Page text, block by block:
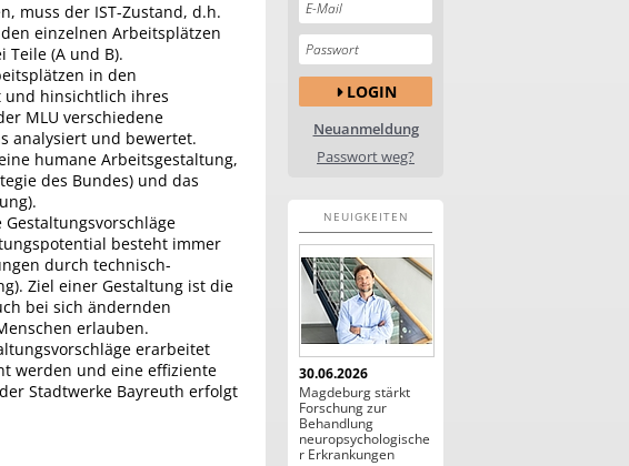
muss der IST-Zustand, d.h.
einzelnen Arbeitsplätzen
Teile (A und B).
in den
und hinsichtlich ihres
MLU verschiedene
analysiert und bewertet.
humane Arbeitsgestaltung,
des Bundes) und das
besteht immer
durch technisch-
Ziel einer Gestaltung ist die
bei sich ändernden
erlauben.
erarbeitet
werden und eine effiziente
Stadtwerke Bayreuth erfolgt
LOGIN
Neuanmeldung
Passwort weg?
NEUIGKEITEN
30.06.2026
Magdeburg stärkt
Forschung zur
Behandlung
neuropsychologische
r Erkrankungen